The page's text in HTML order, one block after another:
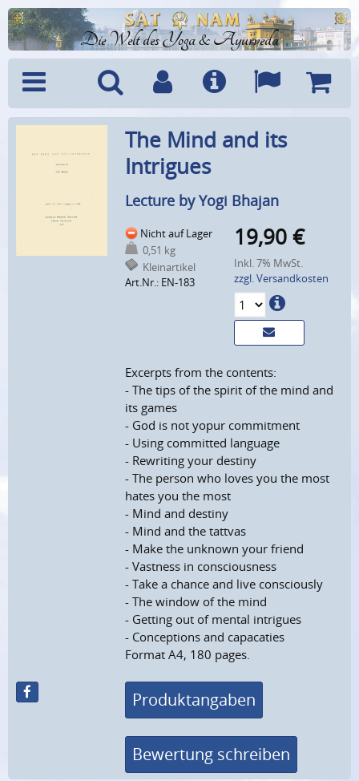
Die Welt des Yoga & Ayurveda
SucheBenutzerkonto
Info Sprachen
The Mind and its
Intrigues
Lecture by Yogi Bhajan
Nicht auf Lager
0,51 kg
Kleinartikel
Art.Nr.: EN-183
19,90 €
Inkl. 7% MwSt.
zzgl. Versandkosten
Excerpts from the contents:
- The tips of the spirit of the mind and
its games
- God is not yopur commitment
- Using committed language
- Rewriting your destiny
- The person who loves you the most
hates you the most
- Mind and destiny
- Mind and the tattvas
- Make the unknown your friend
- Vastness in consciousness
- Take a chance and live consciously
- The window of the mind
- Getting out of mental intrigues
- Conceptions and capacaties
Format A4, 180 pages.
Produktangaben
Bewertung schreiben